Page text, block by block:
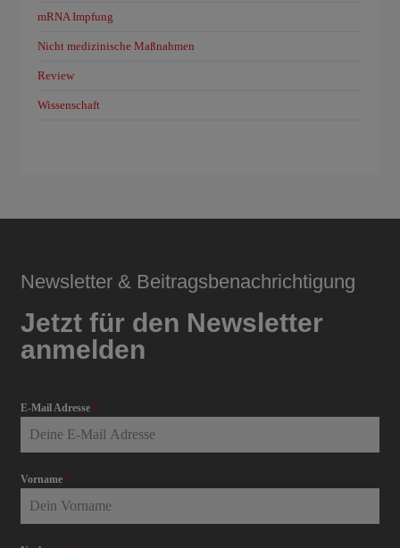
mRNA Impfung
Nicht medizinische Maßnahmen
Review
Wissenschaft
Newsletter & Beitragsbenachrichtigung
Jetzt für den Newsletter
anmelden
E-Mail Adresse*
Vorname*